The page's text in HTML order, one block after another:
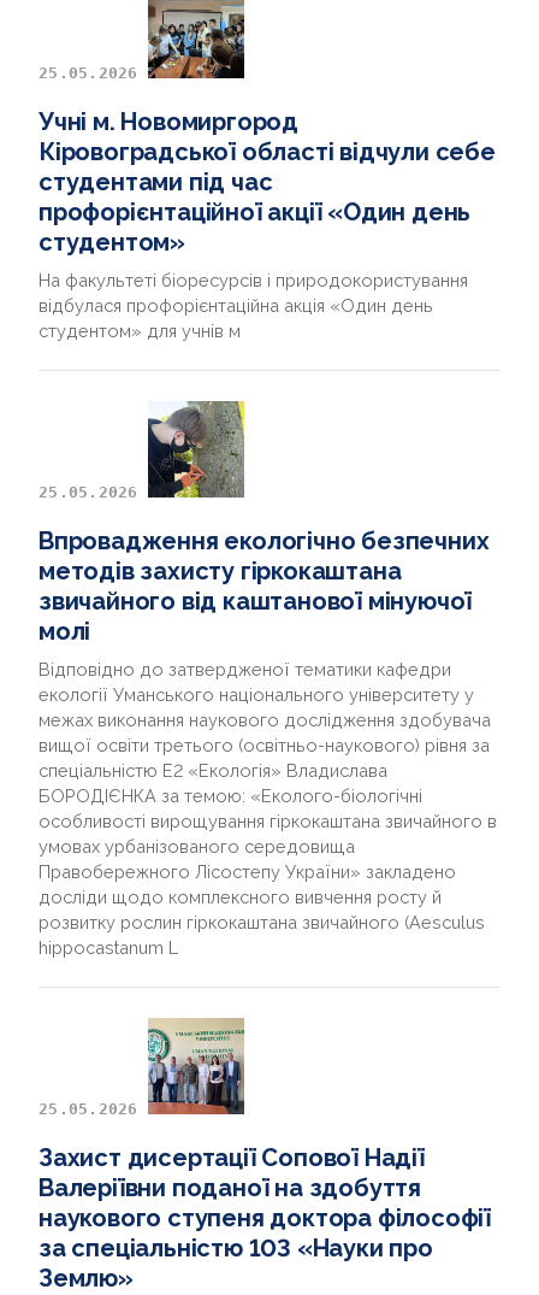
25.05.2026
Учні м. Новомиргород
Кіровоградської області відчули себе
студентами під час
профорієнтаційної акції «Один день
студентом»
На факультеті біоресурсів і природокористування
відбулася профорієнтаційна акція «Один день
студентом» для учнів м
25.05.2026
Впровадження екологічно безпечних
методів захисту гіркокаштана
звичайного від каштанової мінуючої
молі
Відповідно до затвердженої тематики кафедри
екології Уманського національного університету у
межах виконання наукового дослідження здобувача
вищої освіти третього (освітньо-наукового) рівня за
спеціальністю Е2 «Екологія» Владислава
БОРОДІЄНКА за темою: «Еколого-біологічні
особливості вирощування гіркокаштана звичайного в
умовах урбанізованого середовища
Правобережного Лісостепу України» закладено
досліди щодо комплексного вивчення росту й
розвитку рослин гіркокаштана звичайного (Aesculus
hippocastanum L
25.05.2026
Захист дисертації Сопової Надії
Валеріївни поданої на здобуття
наукового ступеня доктора філософії
за спеціальністю 103 «Науки про
Землю»